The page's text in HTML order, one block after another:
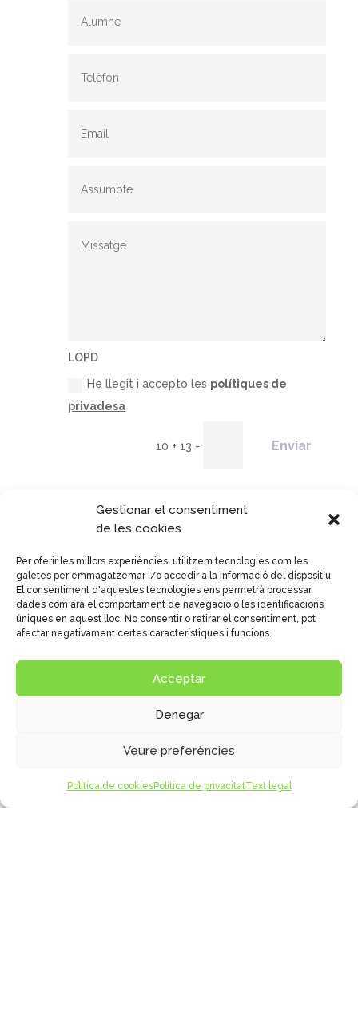
Gestionar el consentiment
de les cookies
Per oferir les millors experiències, utilitzem tecnologies com les
galetes per emmagatzemar i/o accedir a la informació del dispositiu.
El consentiment d'aquestes tecnologies ens permetrà processar
dades com ara el comportament de navegació o les identificacions
úniques en aquest lloc. No consentir o retirar el consentiment, pot
afectar negativament certes característiques i funcions.
Acceptar
Denegar
Veure preferències
Política de cookiesPolítica de privacitatText legal
LOPD
He llegit i accepto les polítiques de
privadesa
10 + 13 = Enviar
Responsable del tractament.
Col·legi Mare de
Déu del Carme, amb domicili al c/ Dr. Robert nº 5-
Atendre la seva sol·licitud.Drets: Podeu exercir els
drets d’accés, rectificació, supressió, oposició,
limitació del tractament, portabilitat de les dades i
revocació dirigint-vos per escrit a l’adreça del
responsable.Més informació sobre la política de
Accepto el tractament de les meves dades en les